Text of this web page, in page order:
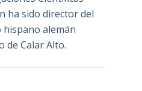
ha sido director del
alemán
de Calar Alto.